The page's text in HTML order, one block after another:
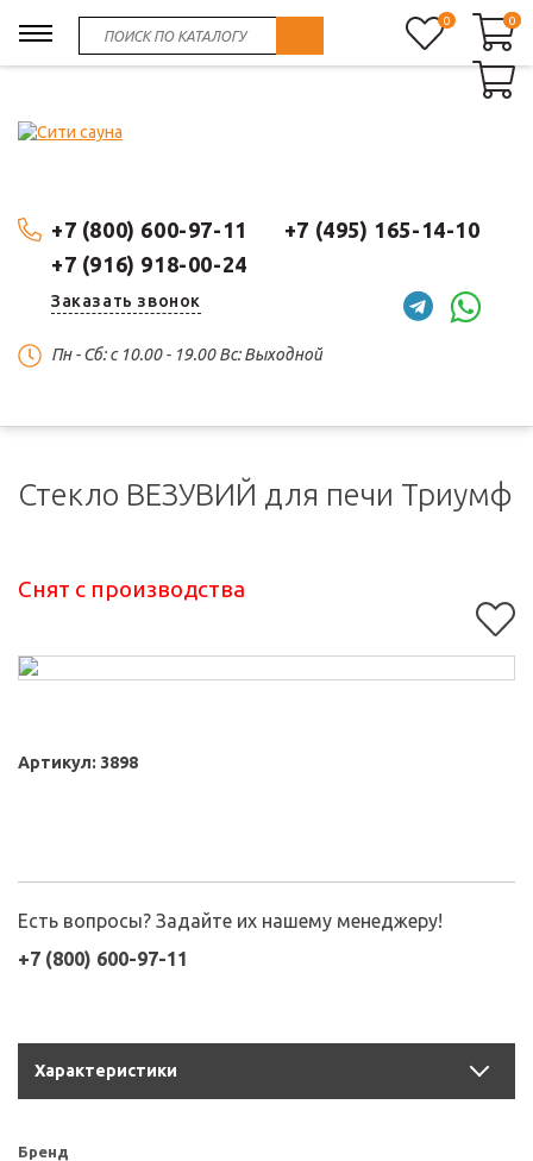
+7 (800) 600-97-11
+7 (495) 165-14-10
+7 (916) 918-00-24
Заказать звонок
Пн - Сб: c 10.00 - 19.00 Вс: Выходной
0 0
0
Стекло ВЕЗУВИЙ для печи Триумф
Снят с производства
Артикул: 3898
Есть вопросы? Задайте их нашему менеджеру!
+7 (800) 600-97-11
Характеристики
Бренд